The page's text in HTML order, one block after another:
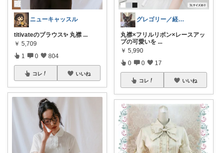
ニューキャッスル
titivateのブラウス✨ 丸襟 ...
￥ 5,709
1 0 804
コレ いいね
グレゴリー／経由購入感謝です💕
丸襟×フリルリボン×レースアッ
プの可愛いを ...
￥ 5,990
0 0 17
コレ いいね